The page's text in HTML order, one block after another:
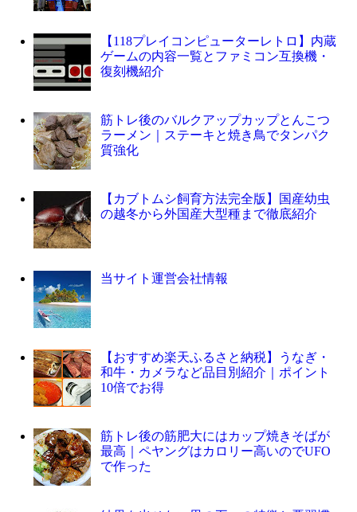
【118プレイコンピューターレトロ】内蔵
ゲームの内容一覧とファミコン互換機・
復刻機紹介
筋トレ後のバルクアップカップとんこつ
ラーメン｜ステーキと焼き鳥でタンパク
質強化
【カブトムシ飼育方法完全版】国産幼虫
の越冬から外国産大型種まで徹底紹介
当サイト運営会社情報
【おすすめ楽天ふるさと納税】うなぎ・
和牛・カメラなど品目別紹介｜ポイント
10倍でお得
筋トレ後の筋肥大にはカップ焼きそばが
最高｜ペヤングはカロリー高いのでUFO
で作った